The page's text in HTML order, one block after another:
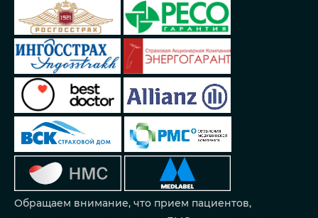
Обращаем внимание, что прием пациентов,